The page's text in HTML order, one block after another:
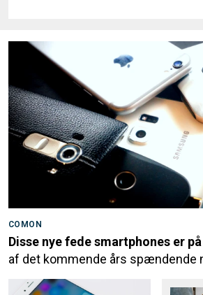
COMON
Disse nye fede smartphones er
af det kommende års spændende